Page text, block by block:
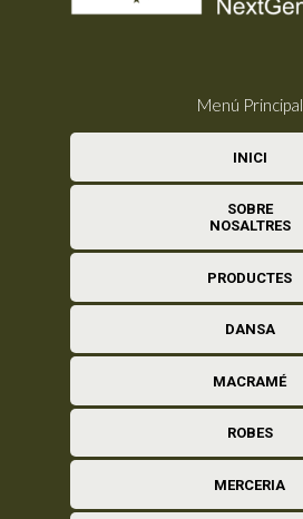
Menú Principal
INICI
SOBRE
NOSALTRES
PRODUCTES
DANSA
MACRAMÉ
ROBES
MERCERIA